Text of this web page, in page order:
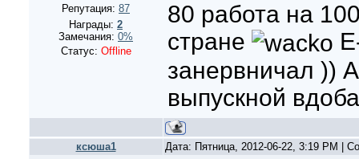
Репутация: 87
Награды: 2
Замечания: 0%
Статус: Offline
80 работа на
стране
занервничал ))
выпускной
ксюша1
Дата: Пятница, 2012-06-22, 3:19 PM |